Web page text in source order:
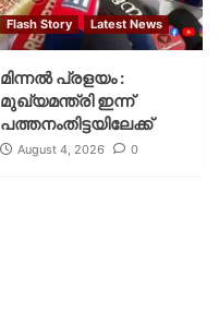
Flash Story Latest News
മിന്നല്‍ പ്രളയം :
മുഖ്യമന്ത്രി ഇന്ന്
പത്തനംതിട്ടയിലേക്ക്
August 4, 2026 0